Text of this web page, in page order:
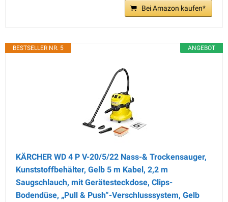
Bei Amazon kaufen*
ANGEBOT
BESTSELLER NR. 5
KÄRCHER WD 4 P V-20/5/22 Nass-& Trockensauger,
Kunststoffbehälter, Gelb 5 m Kabel, 2,2 m
Saugschlauch, mit Gerätesteckdose, Clips-
Bodendüse, „Pull & Push“-Verschlusssystem, Gelb